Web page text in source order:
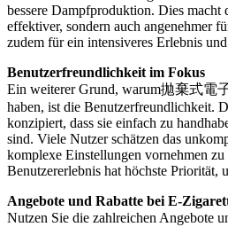
bessere Dampfproduktion. Dies macht
effektiver, sondern auch angenehmer
zudem für ein intensiveres Erlebnis
Benutzerfreundlichkeit im Fokus
Ein weiterer Grund, warum拋棄式電
haben, ist die Benutzerfreundlichkeit.
konzipiert, dass sie einfach zu
sind. Viele Nutzer schätzen das
komplexe Einstellungen vornehmen zu
Benutzererlebnis hat höchste Priorität,
Angebote und Rabatte bei E-
Nutzen Sie die zahlreichen Angebote